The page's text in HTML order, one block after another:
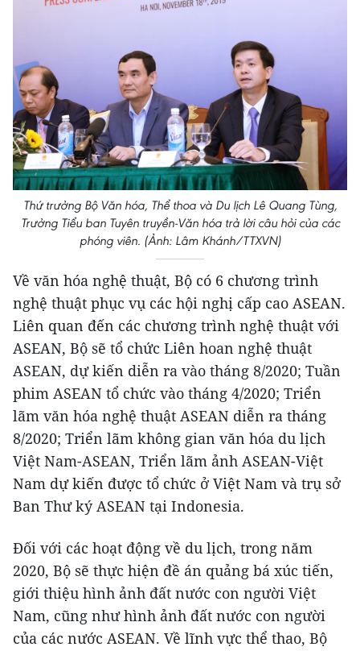
Thứ trưởng Bộ Văn hóa, Thể thoa và Du lịch Lê Quang Tùng,
Trưởng Tiểu ban Tuyên truyền-Văn hóa trả lời câu hỏi của các
phóng viên. (Ảnh: Lâm Khánh/TTXVN)
Về văn hóa nghệ thuật, Bộ có 6 chương trình
nghệ thuật phục vụ các hội nghị cấp cao ASEAN.
Liên quan đến các chương trình nghệ thuật với
ASEAN, Bộ sẽ tổ chức Liên hoan nghệ thuật
ASEAN, dự kiến diễn ra vào tháng 8/2020; Tuần
phim ASEAN tổ chức vào tháng 4/2020; Triển
lãm văn hóa nghệ thuật ASEAN diễn ra tháng
8/2020; Triển lãm không gian văn hóa du lịch
Việt Nam-ASEAN, Triển lãm ảnh ASEAN-Việt
Nam dự kiến được tổ chức ở Việt Nam và trụ sở
Ban Thư ký ASEAN tại Indonesia.
Đối với các hoạt động về du lịch, trong năm
2020, Bộ sẽ thực hiện đề án quảng bá xúc tiến,
giới thiệu hình ảnh đất nước con người Việt
Nam, cũng như hình ảnh đất nước con người
của các nước ASEAN. Về lĩnh vực thể thao, Bộ